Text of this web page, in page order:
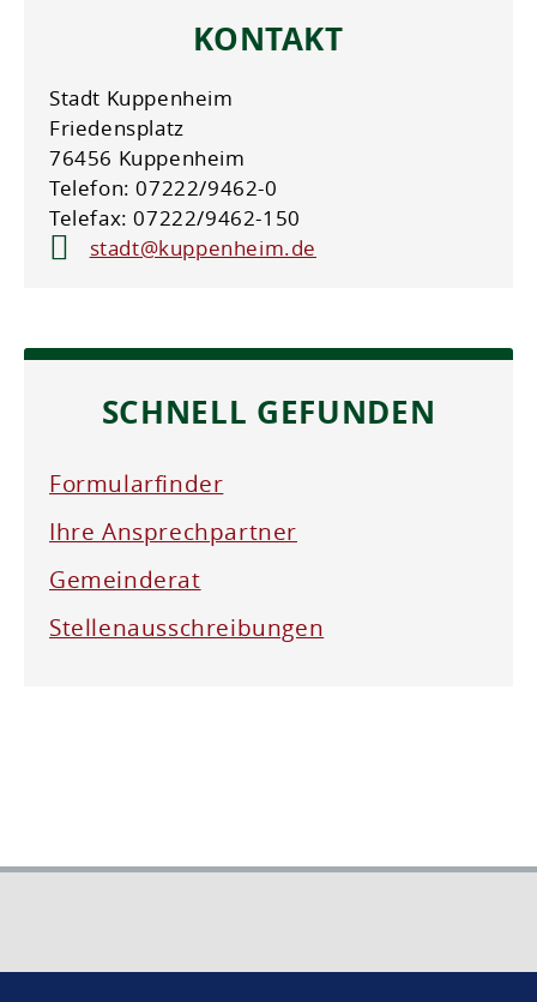
KONTAKT
Stadt Kuppenheim
Friedensplatz
76456 Kuppenheim
Telefon: 07222/9462-0
Telefax: 07222/9462-150
stadt@kuppenheim.de
SCHNELL GEFUNDEN
Formularfinder
Ihre Ansprechpartner
Gemeinderat
Stellenausschreibungen